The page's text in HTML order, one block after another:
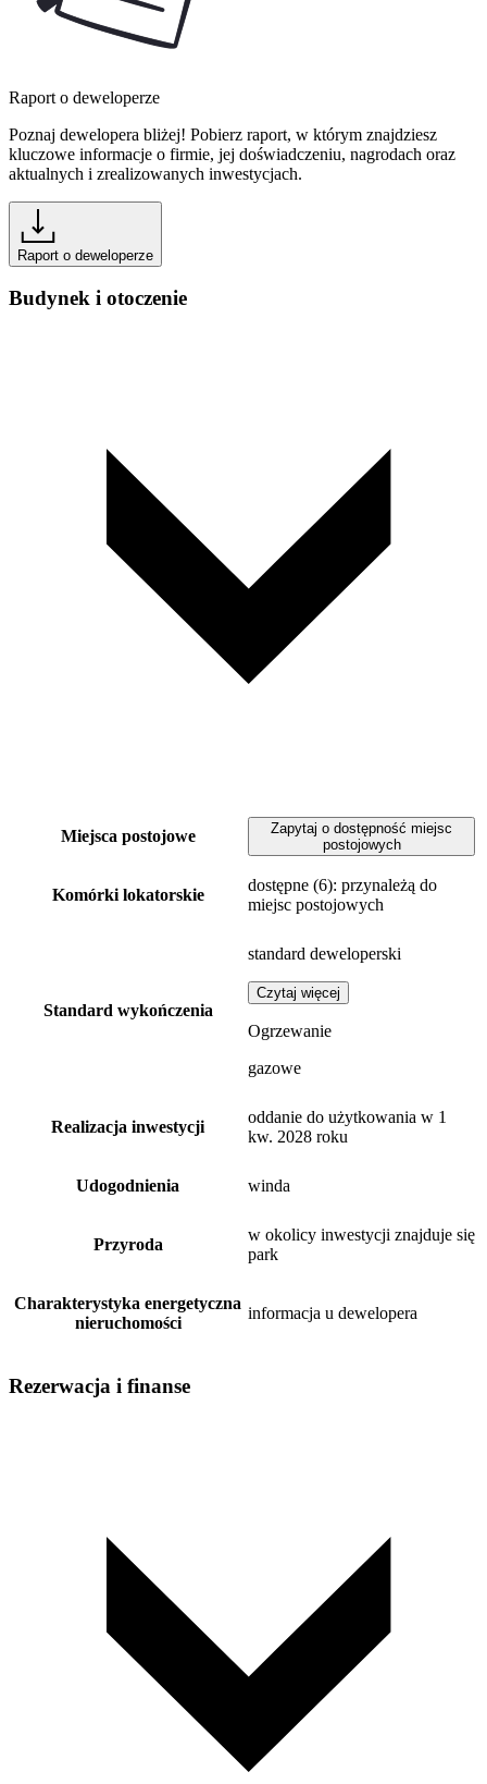
Raport o deweloperze
Poznaj dewelopera bliżej! Pobierz raport, w którym znajdziesz
kluczowe informacje o firmie, jej doświadczeniu, nagrodach oraz
aktualnych i zrealizowanych inwestycjach.
Raport o deweloperze
Budynek i otoczenie
Miejsca postojowe
Zapytaj o dostępność miejsc
postojowych
Komórki lokatorskie
dostępne (6): przynależą do
miejsc postojowych
Standard wykończenia
standard deweloperski
Czytaj więcej
Ogrzewanie
gazowe
Realizacja inwestycji
oddanie do użytkowania w 1
kw. 2028 roku
Udogodnienia winda
Przyroda
w okolicy inwestycji znajduje się
park
Charakterystyka energetyczna
nieruchomości
informacja u dewelopera
Rezerwacja i finanse